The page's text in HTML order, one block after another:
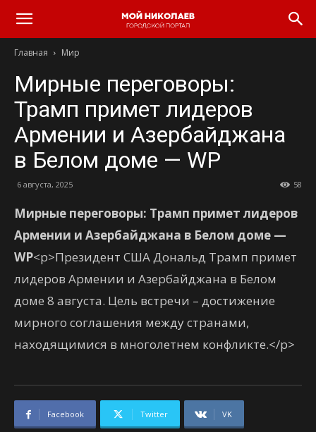
Главная Мир
Мирные переговоры:
Трамп примет лидеров
Армении и Азербайджана
в Белом доме — WP
6 августа, 2025 58
Мирные переговоры: Трамп примет лидеров
Армении и Азербайджана в Белом доме —
WP<p>Президент США Дональд Трамп примет
лидеров Армении и Азербайджана в Белом
доме 8 августа. Цель встречи – достижение
мирного соглашения между странами,
находящимися в многолетнем конфликте.</p>
Facebook Twitter VK